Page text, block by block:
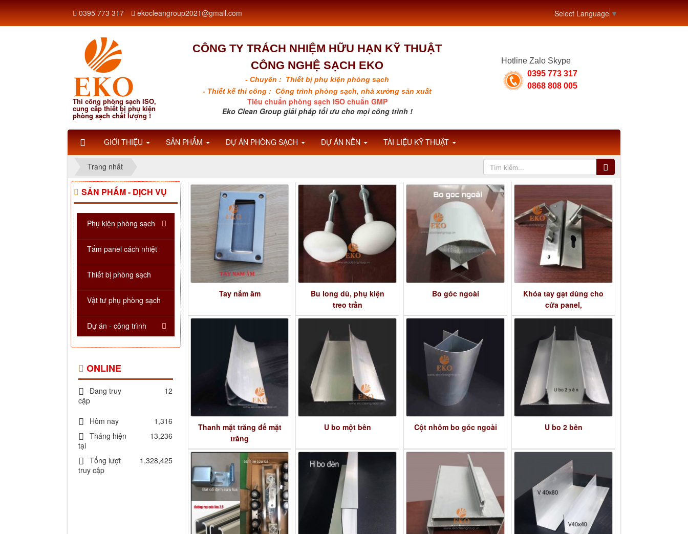
Thi công phòng sạch ISO,
cung cấp thiết bị phụ kiện
phòng sạch chất lượng !
CÔNG TY TRÁCH NHIỆM HỮU HẠN KỸ THUẬT
CÔNG NGHỆ SẠCH EKO
- Chuyên : Thiết bị phụ kiện phòng sạch
- Thiết kế thi công : Công trình phòng sạch, nhà xưởng sản xuất
Tiêu chuẩn phòng sạch ISO chuẩn GMP
Eko Clean Group giải pháp tối ưu cho mọi công trình !
Hotline Zalo Skype
0395 773 317
0868 808 005
GIỚI THIỆU SẢN PHẨM DỰ ÁN PHÒNG SẠCH DỰ ÁN NỀN TÀI LIỆU KỸ THUẬT
0395 773 317 ekocleangroup2021@gmail.com Select Language▼
Trang nhất
Tay nắm âm
Bu long dù, phụ kiện
treo trần
Bo góc ngoài
Khóa tay gạt dùng cho
cửa panel,
Thanh mặt trăng đế mặt
trăng
U bo một bên Cột nhôm bo góc ngoài U bo 2 bên
SẢN PHẨM - DỊCH VỤ
Phụ kiện phòng sạch
Tấm panel cách nhiệt
Thiết bị phòng sạch
Vật tư phụ phòng sạch
Dự án - công trình
ONLINE
Đang truy
cập
12
Hôm nay
1,316
Tháng hiện
tại
13,236
Tổng lượt
truy cập
1,328,425